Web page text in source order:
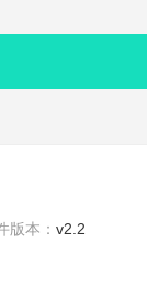
版本： v2.2